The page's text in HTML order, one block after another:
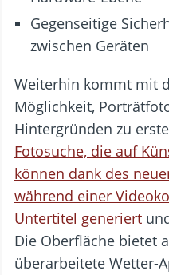
Gegenseitige
zwischen Geräten
Weiterhin kommt mit
Möglichkeit,
Hintergründen zu
Fotosuche, die auf
können dank des
während einer
Untertitel generiert
Die Oberfläche bietet
überarbeitete Wetter-